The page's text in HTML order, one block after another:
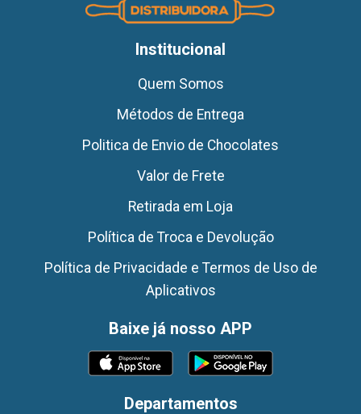
Institucional
Quem Somos
Métodos de Entrega
Politica de Envio de Chocolates
Valor de Frete
Retirada em Loja
Política de Troca e Devolução
Política de Privacidade e Termos de Uso de
Aplicativos
Baixe já nosso APP
Departamentos